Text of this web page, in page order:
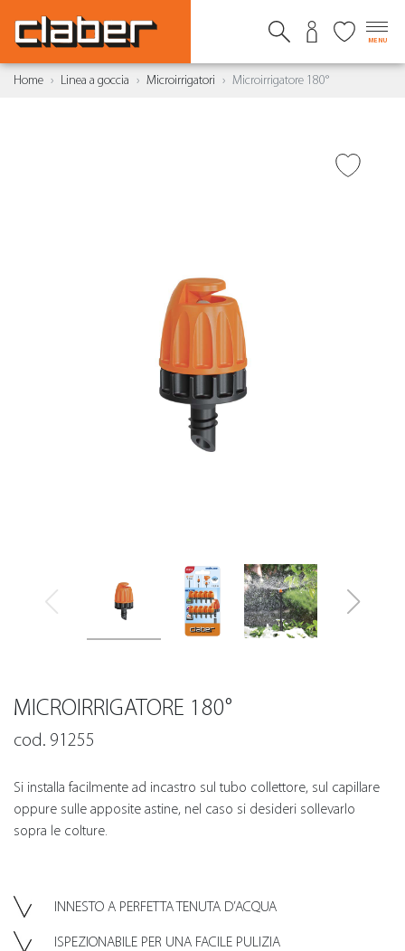
MENU
Home Linea a goccia Microirrigatori Microirrigatore 180°
MICROIRRIGATORE 180°
cod. 91255
Si installa facilmente ad incastro sul tubo collettore, sul capillare
oppure sulle apposite astine, nel caso si desideri sollevarlo
sopra le colture.
INNESTO A PERFETTA TENUTA D’ACQUA
ISPEZIONABILE PER UNA FACILE PULIZIA